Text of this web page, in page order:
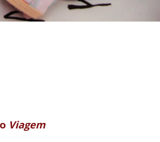
Viagem